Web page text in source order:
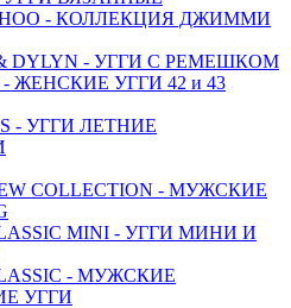
- КОЛЛЕКЦИЯ ДЖИММИ
& DYLYN - УГГИ С РЕМЕШКОМ
- ЖЕНСКИЕ УГГИ 42 и 43
- УГГИ ЛЕТНИЕ
COLLECTION - МУЖСКИЕ
MINI - УГГИ МИНИ И
- МУЖСКИЕ
УГГИ